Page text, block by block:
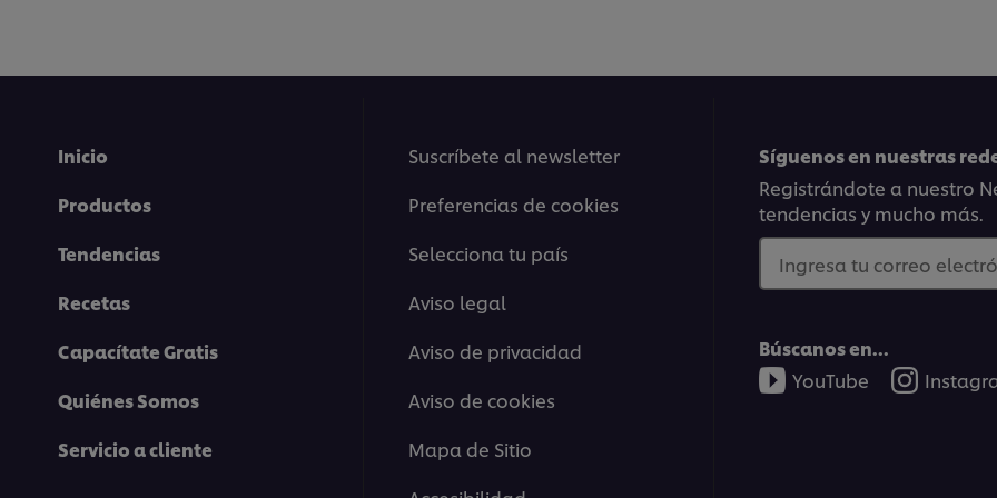
This video player may use cookies or other browser storage.
If you agree to this please click the Accept button below.
Accept
4. Técnicas
fundamentales y para qué
Inicio
Productos
Tendencias
Recetas
Capacítate Gratis
Quiénes Somos
Servicio a cliente
Suscríbete al newsletter
Preferencias de cookies
Selecciona tu país
Aviso legal
Aviso de privacidad
Aviso de cookies
Mapa de Sitio
Síguenos en nuestras
Registrándote a nuestro
tendencias y mucho más.
Ingresa tu correo
Búscanos en...
YouTube